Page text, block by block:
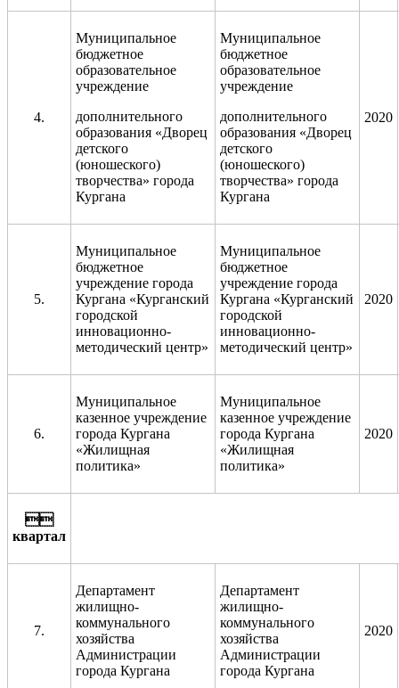
4.
Муниципальное
бюджетное
образовательное
учреждение
дополнительного
образования «Дворец
детского
(юношеского)
творчества» города
Кургана
Муниципальное
бюджетное
образовательное
учреждение
дополнительного
образования «Дворец
детского
(юношеского)
творчества» города
Кургана
2020
5.
Муниципальное
бюджетное
учреждение города
Кургана «Курганский
городской
инновационно-
методический центр»
Муниципальное
бюджетное
учреждение города
Кургана «Курганский
городской
инновационно-
методический центр»
2020
6.
Муниципальное
казенное учреждение
города Кургана
«Жилищная
политика»
Муниципальное
казенное учреждение
города Кургана
«Жилищная
политика»
2020

квартал
7.
Департамент
жилищно-
коммунального
хозяйства
Администрации
города Кургана
Департамент
жилищно-
коммунального
хозяйства
Администрации
города Кургана
2020